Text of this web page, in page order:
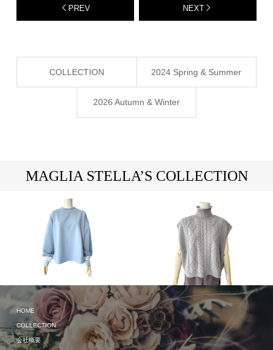
PREV NEXT
COLLECTION 2024 Spring & Summer
2026 Autumn & Winter
MAGLIA STELLA’S COLLECTION
2024 Spring & Summer 2023 Autumn & Winter
HOME
COLLECTION
会社概要